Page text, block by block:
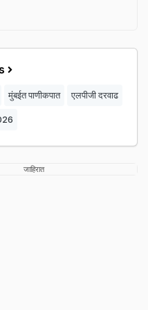
मुंबईत पाणीकपात एलपीजी दरवाढ
जाहिरात